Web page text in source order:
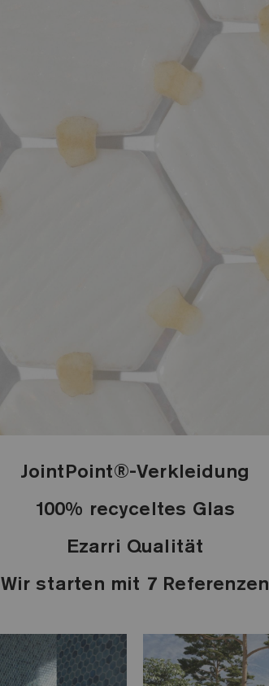
JointPoint®-Verkleidung
100% recyceltes Glas
Ezarri Qualität
Wir starten mit 7 Referenzen